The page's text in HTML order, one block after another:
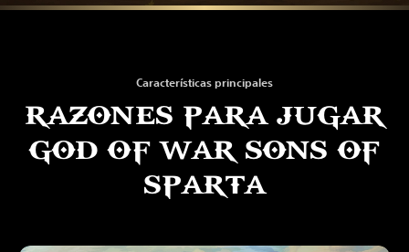
Características principales
RAZONES PARA JUGAR
GOD OF WAR SONS OF
SPARTA